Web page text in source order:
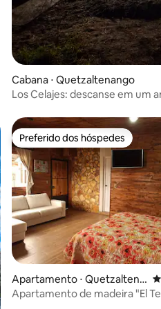
Cabana ⋅ Quetzaltenango
Los Celajes: descanse em um
Preferido dos hóspedes
Preferido dos hóspedes
Apartamento ⋅ Quetzaltena
ngo
Apartamento de madeira "El